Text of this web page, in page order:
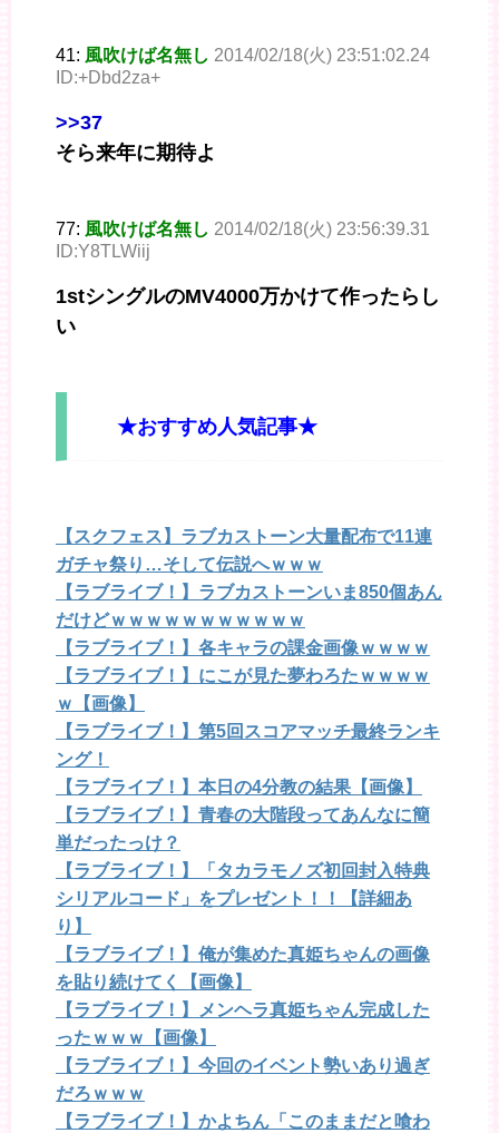
41: 風吹けば名無し 2014/02/18(火) 23:51:02.24
ID:+Dbd2za+
>>37
そら来年に期待よ
77: 風吹けば名無し 2014/02/18(火) 23:56:39.31
ID:Y8TLWiij
1stシングルのMV4000万かけて作ったらし
い
★おすすめ人気記事★
【スクフェス】ラブカストーン大量配布で11連
ガチャ祭り…そして伝説へｗｗｗ
【ラブライブ！】ラブカストーンいま850個あん
だけどｗｗｗｗｗｗｗｗｗｗｗ
【ラブライブ！】各キャラの課金画像ｗｗｗｗ
【ラブライブ！】にこが見た夢わろたｗｗｗｗ
ｗ【画像】
【ラブライブ！】第5回スコアマッチ最終ランキ
ング！
【ラブライブ！】本日の4分教の結果【画像】
【ラブライブ！】青春の大階段ってあんなに簡
単だったっけ？
【ラブライブ！】「タカラモノズ初回封入特典
シリアルコード」をプレゼント！！【詳細あ
り】
【ラブライブ！】俺が集めた真姫ちゃんの画像
を貼り続けてく【画像】
【ラブライブ！】メンヘラ真姫ちゃん完成した
ったｗｗｗ【画像】
【ラブライブ！】今回のイベント勢いあり過ぎ
だろｗｗｗ
【ラブライブ！】かよちん「このままだと喰わ